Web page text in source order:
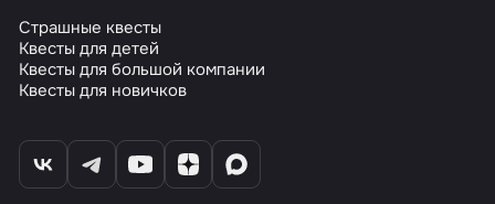
Страшные квесты
Квесты для детей
Квесты для большой компании
Квесты для новичков